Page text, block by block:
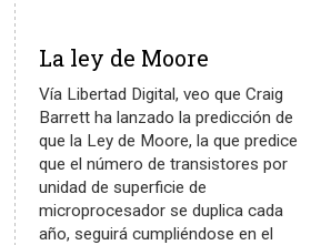
La ley de Moore
Vía Libertad Digital, veo que Craig
Barrett ha lanzado la predicción de
que la Ley de Moore, la que predice
que el número de transistores por
unidad de superficie de
microprocesador se duplica cada
año, seguirá cumpliéndose en el